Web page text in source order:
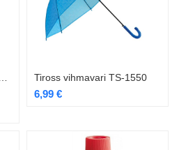
Tiross vihmavari TS-1550
6,99 €